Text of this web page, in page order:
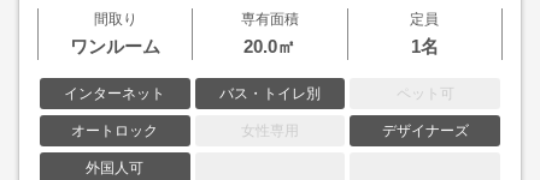
間取り
ワンルーム
専有面積
20.0㎡
定員
1名
インターネット バス・トイレ別 ペット可
オートロック 女性専用 デザイナーズ
外国人可